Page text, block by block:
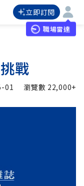
立即訂閱
職場雷達
戰
01 瀏覽數 22,000+